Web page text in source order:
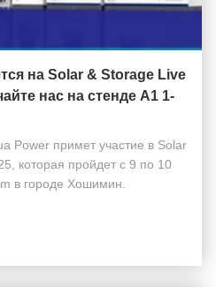
на Solar & Storage Live
нас на стенде A1 1-
Power примет участие в Solar
которая пройдет с 9 по 10
в городе Хошимин.